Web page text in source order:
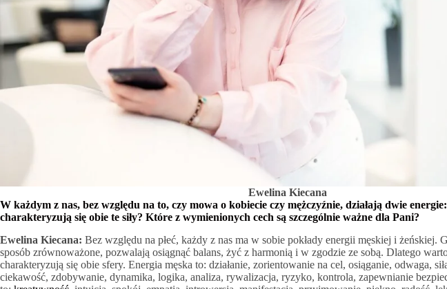
Ewelina Kiecana
W każdym z nas, bez względu na to, czy mowa o kobiecie czy mężczyźnie, działają dwie
charakteryzują się obie te siły? Które z wymienionych cech są szczególnie ważne dla Pani?
Ewelina Kiecana: Bez względu na płeć, każdy z nas ma w sobie pokłady energii męskiej i żeńskiej.
sposób zrównoważone, pozwalają osiągnąć balans, żyć z harmonią i w zgodzie ze sobą. Dlatego
charakteryzują się obie sfery. Energia męska to: działanie, zorientowanie na cel, osiąganie, odwaga,
ciekawość, zdobywanie, dynamika, logika, analiza, rywalizacja, ryzyko, kontrola, zapewnianie